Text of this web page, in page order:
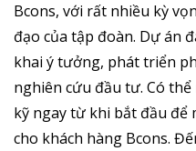
Bcons, với rất nhiều kỳ
đạo của tập đoàn. Dự án
khai ý tưởng, phát triển
nghiên cứu đầu tư. Có
kỹ ngay từ khi bắt đầu để
cho khách hàng Bcons.